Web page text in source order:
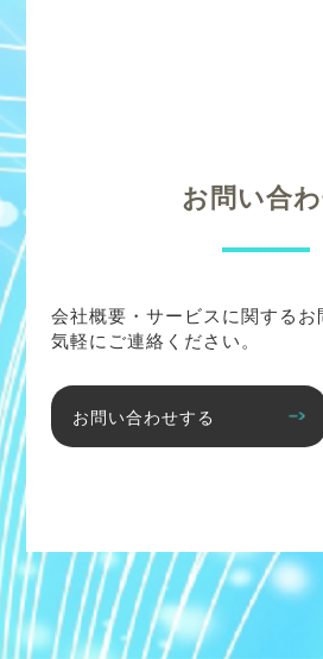
お問い合
会社概要・サービスに関する
気軽にご連絡ください。
お問い合わせする